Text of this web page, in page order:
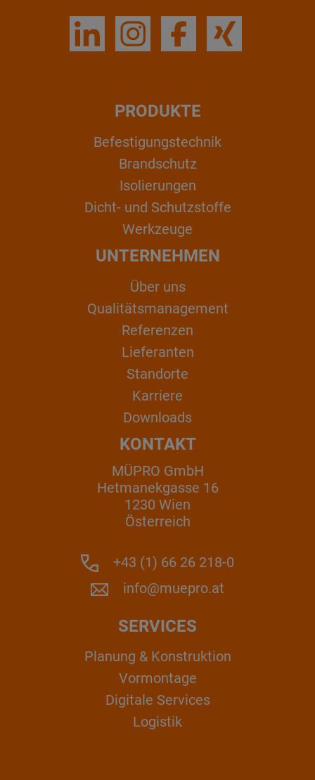
PRODUKTE
Befestigungstechnik
Brandschutz
Isolierungen
Dicht- und Schutzstoffe
Werkzeuge
UNTERNEHMEN
Über uns
Qualitätsmanagement
Referenzen
Lieferanten
Standorte
Karriere
Downloads
KONTAKT
MÜPRO GmbH
Hetmanekgasse 16
1230 Wien
Österreich
+43 (1) 66 26 218-0
info@muepro.at
SERVICES
Planung & Konstruktion
Vormontage
Digitale Services
Logistik